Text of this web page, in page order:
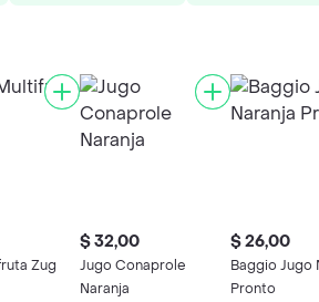
Zug
$ 32,00
Jugo Conaprole
Naranja
$ 26,00
Baggio Jugo
Pronto